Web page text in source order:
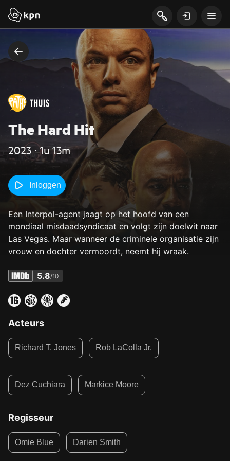
The Hard Hit
2023 ‧ 1u 13m
Inloggen
Een Interpol-agent jaagt op het hoofd van een
mondiaal misdaadsyndicaat en volgt zijn doelwit naar
Las Vegas. Maar wanneer de criminele organisatie zijn
vrouw en dochter vermoordt, neemt hij wraak.
5.8/10
Acteurs
Richard T. Jones Rob LaColla Jr.
Dez Cuchiara Markice Moore
Regisseur
Omie Blue Darien Smith